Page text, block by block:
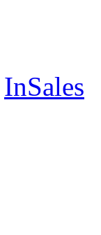
InSales